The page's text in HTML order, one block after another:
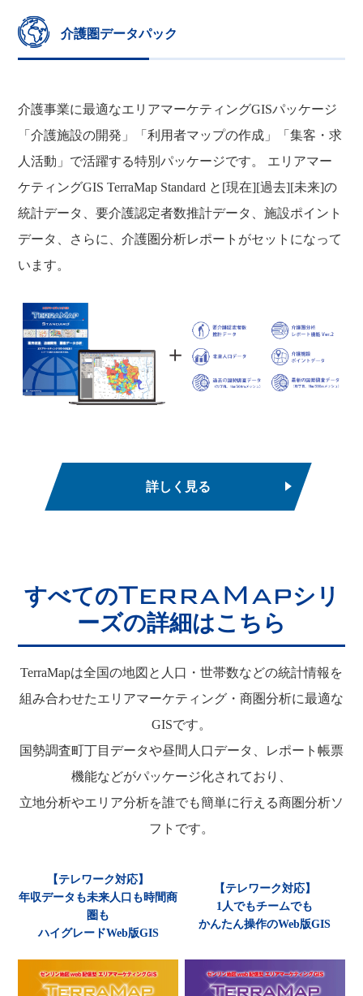
介護圏データパック
介護事業に最適なエリアマーケティングGISパッケージ
「介護施設の開発」「利用者マップの作成」「集客・求
人活動」で活躍する特別パッケージです。 エリアマー
ケティングGIS TerraMap Standard と[現在][過去][未来]の
統計データ、要介護認定者数推計データ、施設ポイント
データ、さらに、介護圏分析レポートがセットになって
います。
詳しく見る
すべてのTerraMapシリ
ーズの詳細はこちら
TerraMapは全国の地図と人口・世帯数などの統計情報を
組み合わせたエリアマーケティング・商圏分析に最適な
GISです。
国勢調査町丁目データや昼間人口データ、レポート帳票
機能などがパッケージ化されており、
立地分析やエリア分析を誰でも簡単に行える商圏分析ソ
フトです。
【テレワーク対応】
年収データも未来人口も時間商
圏も
ハイグレードWeb版GIS
【テレワーク対応】
1人でもチームでも
かんたん操作のWeb版GIS